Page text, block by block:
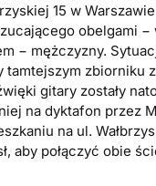
15 w
obelgami
− mężczyzny.
tamtejszym zbiorniku
gitary zostały
na dyktafon przez
na ul.
aby połączyć obie